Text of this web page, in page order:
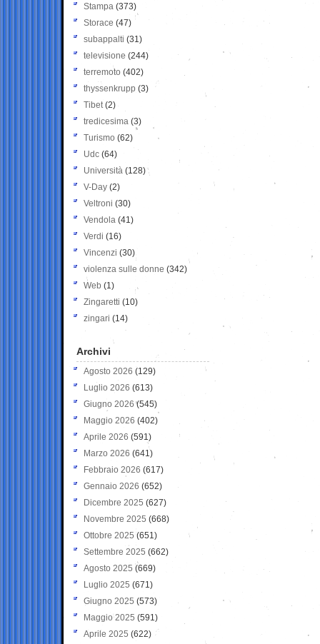
Stampa (373)
Storace (47)
subappalti (31)
televisione(244)
terremoto (402)
thyssenkrupp (3)
Tibet(2)
tredicesima (3)
Turismo (62)
Udc (64)
Università (128)
V-Day (2)
Veltroni (30)
Vendola (41)
Verdi (16)
Vincenzi (30)
violenza sulle donne (342)
Web (1)
Zingaretti (10)
zingari (14)
Archivi
Agosto 2026 (129)
Luglio 2026 (613)
Giugno 2026 (545)
Maggio 2026 (402)
Aprile 2026 (591)
Marzo 2026 (641)
Febbraio 2026 (617)
Gennaio 2026 (652)
Dicembre 2025 (627)
Novembre 2025 (668)
Ottobre 2025 (651)
Settembre 2025 (662)
Agosto 2025 (669)
Luglio 2025 (671)
Giugno 2025 (573)
Maggio 2025 (591)
Aprile 2025 (622)